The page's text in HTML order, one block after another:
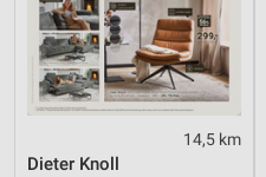
14,5 km
Dieter Knoll